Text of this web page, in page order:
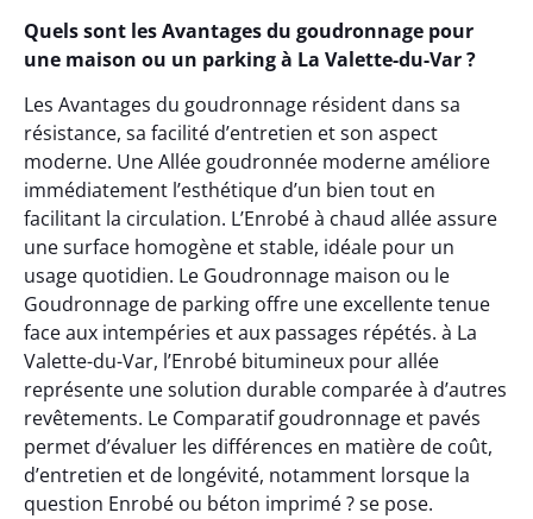
Quels sont les Avantages du goudronnage pour
une maison ou un parking à La Valette-du-Var ?
Les Avantages du goudronnage résident dans sa
résistance, sa facilité d’entretien et son aspect
moderne. Une Allée goudronnée moderne améliore
immédiatement l’esthétique d’un bien tout en
facilitant la circulation. L’Enrobé à chaud allée assure
une surface homogène et stable, idéale pour un
usage quotidien. Le Goudronnage maison ou le
Goudronnage de parking offre une excellente tenue
face aux intempéries et aux passages répétés. à La
Valette-du-Var, l’Enrobé bitumineux pour allée
représente une solution durable comparée à d’autres
revêtements. Le Comparatif goudronnage et pavés
permet d’évaluer les différences en matière de coût,
d’entretien et de longévité, notamment lorsque la
question Enrobé ou béton imprimé ? se pose.